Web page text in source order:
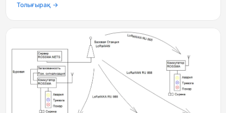
Толығырақ →